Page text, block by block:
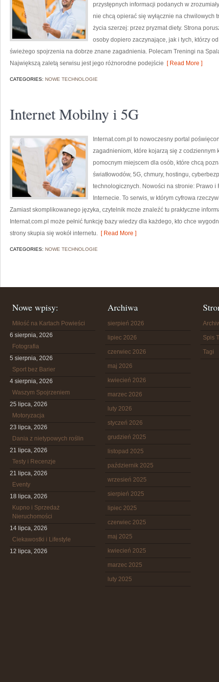
przystępnych informacji podanych w
nie chcą opierać się wyłącznie na chwilowych
życia szerzej: przez pryzmat diety. Strona
osoby dopiero zaczynające, jak i tych, którzy
świeżego spojrzenia na dobrze znane zagadnienia. Polecam Treningi na
Największą zaletą serwisu jest jego różnorodne podejście [ Read More ]
CATEGORIES: NOWE TECHNOLOGIE
Internet Mobilny i 5G
Internat.com.pl to nowoczesny portal
zagadnieniom, które kojarzą się z codziennym
pomocnym miejscem dla osób, które chcą
światłowodów, 5G, chmury, hostingu,
technologicznych. Nowości na stronie: Prawo
Internecie. To serwis, w którym cyfrowa
Zamiast skomplikowanego języka, czytelnik może znaleźć tu praktyczne
Internat.com.pl może pełnić funkcję bazy wiedzy dla każdego, kto chce
strony skupia się wokół internetu. [ Read More ]
CATEGORIES: NOWE TECHNOLOGIE
Nowe wpisy:
Miłość na Kartach Powieści
6 sierpnia, 2026
Fotografia
5 sierpnia, 2026
Sport bez Barier
4 sierpnia, 2026
Waszym Spojrzeniem
25 lipca, 2026
Motoryzacja
23 lipca, 2026
Dania z nietypowych roślin
21 lipca, 2026
Testy i Recenzje
21 lipca, 2026
Eventy
18 lipca, 2026
Kupno i Sprzedaż
Nieruchomości
14 lipca, 2026
Ciekawostki i Lifestyle
12 lipca, 2026
Archiwa
sierpień 2026
lipiec 2026
czerwiec 2026
maj 2026
kwiecień 2026
marzec 2026
luty 2026
styczeń 2026
grudzień 2025
listopad 2025
październik 2025
wrzesień 2025
sierpień 2025
lipiec 2025
czerwiec 2025
maj 2025
kwiecień 2025
marzec 2025
luty 2025
Spis
Tagi